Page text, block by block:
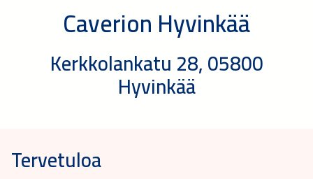
Caverion Hyvinkää
Kerkkolankatu 28, 05800
Hyvinkää
Tervetuloa